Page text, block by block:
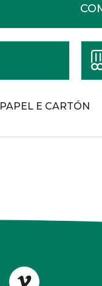
PAPEL E CARTÓN